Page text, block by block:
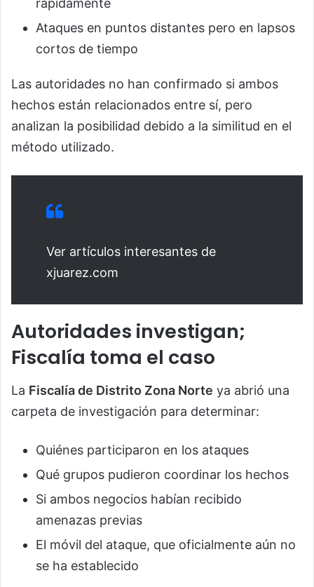
rápidamente
Ataques en puntos distantes pero en lapsos
cortos de tiempo
Las autoridades no han confirmado si ambos
hechos están relacionados entre sí, pero
analizan la posibilidad debido a la similitud en el
método utilizado.
Ver artículos interesantes de
xjuarez.com
Autoridades investigan;
Fiscalía toma el caso
La Fiscalía de Distrito Zona Norte ya abrió una
carpeta de investigación para determinar:
Quiénes participaron en los ataques
Qué grupos pudieron coordinar los hechos
Si ambos negocios habían recibido
amenazas previas
El móvil del ataque, que oficialmente aún no
se ha establecido